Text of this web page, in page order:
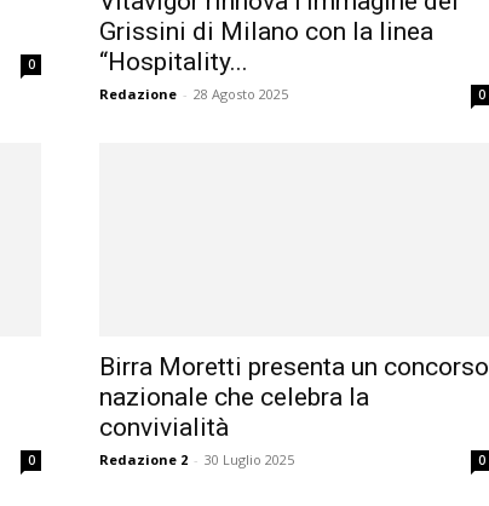
0
Grissini di Milano con la linea
“Hospitality...
Redazione - 28 Agosto 2025 0
0
Birra Moretti presenta un concorso
nazionale che celebra la
convivialità
Redazione 2 - 30 Luglio 2025 0